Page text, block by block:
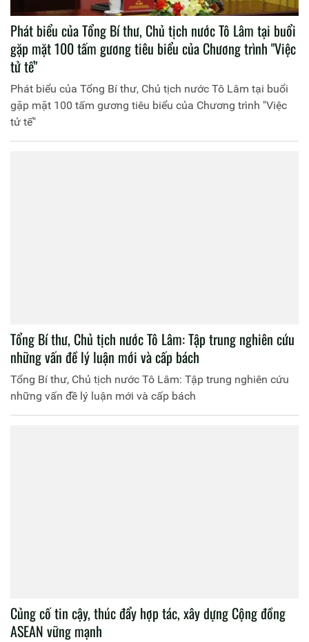
Phát biểu của Tổng Bí thư, Chủ tịch nước Tô Lâm tại buổi
gặp mặt 100 tấm gương tiêu biểu của Chương trình "Việc
tử tế"
Phát biểu của Tổng Bí thư, Chủ tịch nước Tô Lâm tại buổi
gặp mặt 100 tấm gương tiêu biểu của Chương trình "Việc
tử tế"
Tổng Bí thư, Chủ tịch nước Tô Lâm: Tập trung nghiên cứu
những vấn đề lý luận mới và cấp bách
Tổng Bí thư, Chủ tịch nước Tô Lâm: Tập trung nghiên cứu
những vấn đề lý luận mới và cấp bách
Củng cố tin cậy, thúc đẩy hợp tác, xây dựng Cộng đồng
ASEAN vững mạnh